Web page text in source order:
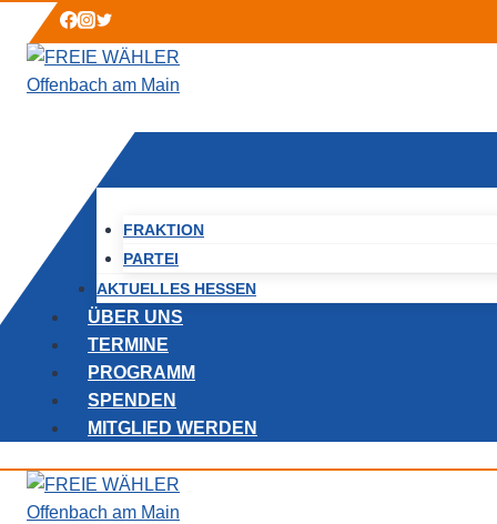
Inhalt
springen
FRAKTION
PARTEI
AKTUELLES HESSEN
ÜBER UNS
TERMINE
PROGRAMM
SPENDEN
MITGLIED WERDEN